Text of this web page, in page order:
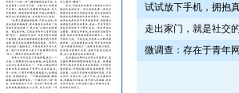
试试放下手机，拥抱
走出家门，就是社交
微调查：存在于青年